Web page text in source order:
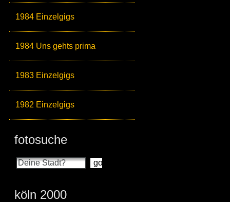
1984 Einzelgigs
1984 Uns gehts prima
1983 Einzelgigs
1982 Einzelgigs
fotosuche
köln 2000